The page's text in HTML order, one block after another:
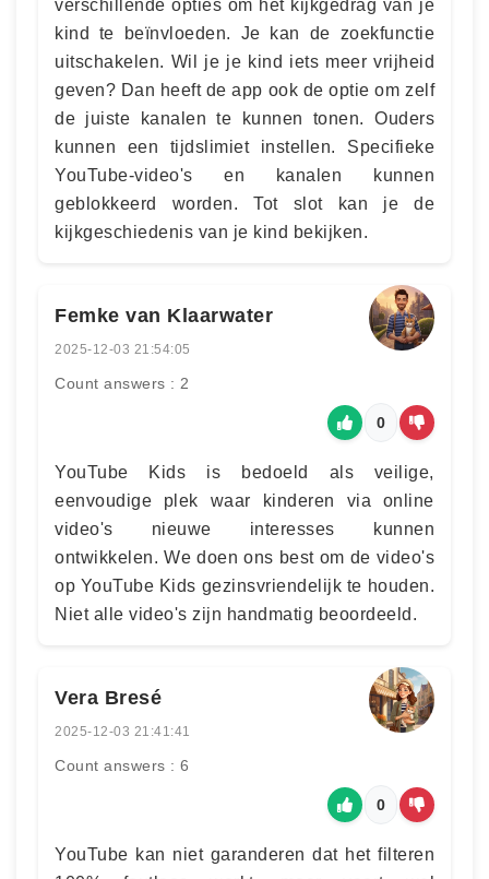
verschillende opties om het kijkgedrag van je
kind te beïnvloeden. Je kan de zoekfunctie
uitschakelen. Wil je je kind iets meer vrijheid
geven? Dan heeft de app ook de optie om zelf
de juiste kanalen te kunnen tonen. Ouders
kunnen een tijdslimiet instellen. Specifieke
YouTube-video's en kanalen kunnen
geblokkeerd worden. Tot slot kan je de
kijkgeschiedenis van je kind bekijken.
Femke van Klaarwater
2025-12-03 21:54:05
Count answers : 2
0
YouTube Kids is bedoeld als veilige,
eenvoudige plek waar kinderen via online
video's nieuwe interesses kunnen
ontwikkelen. We doen ons best om de video's
op YouTube Kids gezinsvriendelijk te houden.
Niet alle video's zijn handmatig beoordeeld.
Vera Bresé
2025-12-03 21:41:41
Count answers : 6
0
YouTube kan niet garanderen dat het filteren